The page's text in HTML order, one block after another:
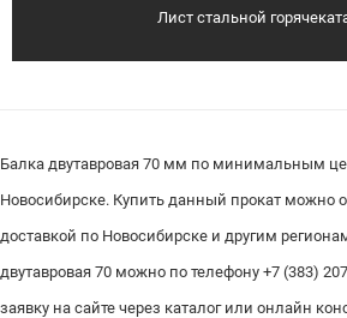
Лист стальной
Балка двутавровая 70 мм по минимальным
Новосибирске. Купить данный прокат можно
доставкой по Новосибирске и другим
двутавровая 70 можно по телефону +7 (383)
заявку на сайте через каталог или онлайн